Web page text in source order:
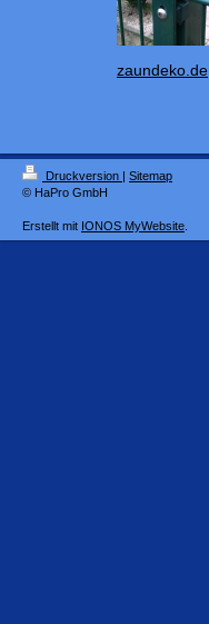
zaundeko.de
Druckversion | Sitemap
© HaPro GmbH
Erstellt mit IONOS MyWebsite